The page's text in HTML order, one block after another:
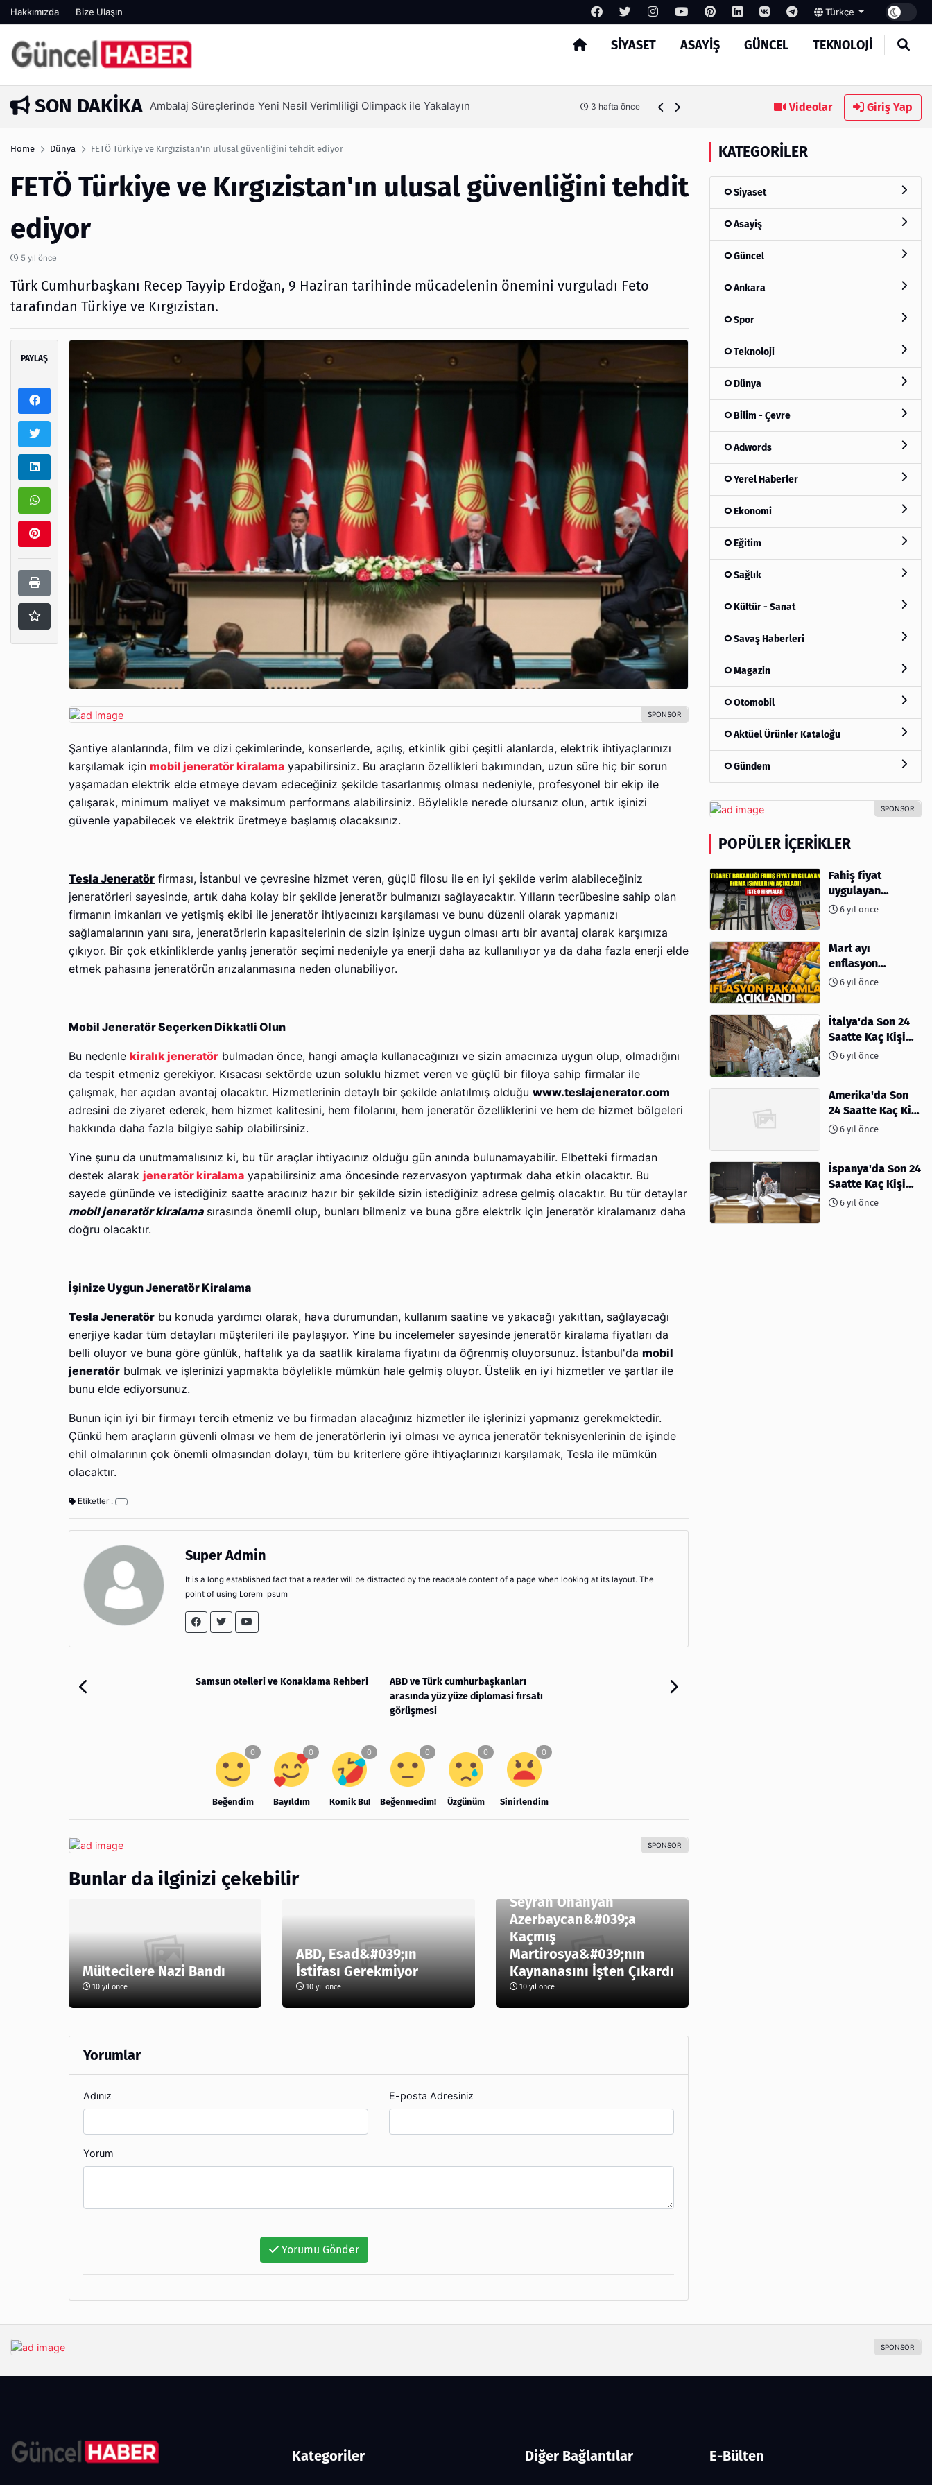
Hakkımızda Bize Ulaşın Türkçe
SIYASET ASAYIŞ GÜNCEL TEKNOLOJI
Arama
SON DAKIKA
1 hafta önce Ambalaj Süreçlerinde Yeni Nesil Verimliliği Olimpack ile Yakalayın 3 hafta önce MASROKİT Eğitim Kitleri ile Elektronik Öğrenmek Artık
Videolar Giriş Yap
Home Dünya FETÖ Türkiye ve Kırgızistan'ın ulusal güvenliğini tehdit ediyor
FETÖ Türkiye ve Kırgızistan'ın ulusal güvenliğini tehdit
ediyor
5 yıl önce
Türk Cumhurbaşkanı Recep Tayyip Erdoğan, 9 Haziran tarihinde mücadelenin önemini vurguladı Feto
tarafından Türkiye ve Kırgızistan.
PAYLAŞ
Şantiye alanlarında, film ve dizi çekimlerinde, konserlerde, açılış, etkinlik gibi çeşitli alanlarda, elektrik ihtiyaçlarınızı
karşılamak için mobil jeneratör kiralama yapabilirsiniz. Bu araçların özellikleri bakımından, uzun süre hiç bir sorun
yaşamadan elektrik elde etmeye devam edeceğiniz şekilde tasarlanmış olması nedeniyle, profesyonel bir ekip ile
çalışarak, minimum maliyet ve maksimum performans alabilirsiniz. Böylelikle nerede olursanız olun, artık işinizi
güvenle yapabilecek ve elektrik üretmeye başlamış olacaksınız.
Tesla Jeneratör firması, İstanbul ve çevresine hizmet veren, güçlü filosu ile en iyi şekilde verim alabileceğiniz
jeneratörleri sayesinde, artık daha kolay bir şekilde jeneratör bulmanızı sağlayacaktır. Yılların tecrübesine sahip olan
firmanın imkanları ve yetişmiş ekibi ile jeneratör ihtiyacınızı karşılaması ve bunu düzenli olarak yapmanızı
sağlamalarının yanı sıra, jeneratörlerin kapasitelerinin de sizin işinize uygun olması artı bir avantaj olarak karşımıza
çıkıyor. Bir çok etkinliklerde yanlış jeneratör seçimi nedeniyle ya enerji daha az kullanılıyor ya da daha fazla enerji elde
etmek pahasına jeneratörün arızalanmasına neden olunabiliyor.
Mobil Jeneratör Seçerken Dikkatli Olun
Bu nedenle kiralık jeneratör bulmadan önce, hangi amaçla kullanacağınızı ve sizin amacınıza uygun olup, olmadığını
da tespit etmeniz gerekiyor. Kısacası sektörde uzun soluklu hizmet veren ve güçlü bir filoya sahip firmalar ile
çalışmak, her açıdan avantaj olacaktır. Hizmetlerinin detaylı bir şekilde anlatılmış olduğu www.teslajenerator.com
adresini de ziyaret ederek, hem hizmet kalitesini, hem filolarını, hem jeneratör özelliklerini ve hem de hizmet bölgeleri
hakkında daha fazla bilgiye sahip olabilirsiniz.
Yine şunu da unutmamalısınız ki, bu tür araçlar ihtiyacınız olduğu gün anında bulunamayabilir. Elbetteki firmadan
destek alarak jeneratör kiralama yapabilirsiniz ama öncesinde rezervasyon yaptırmak daha etkin olacaktır. Bu
sayede gününde ve istediğiniz saatte aracınız hazır bir şekilde sizin istediğiniz adrese gelmiş olacaktır. Bu tür detaylar
mobil jeneratör kiralamasırasında önemli olup, bunları bilmeniz ve buna göre elektrik için jeneratör kiralamanız daha
doğru olacaktır.
İşinize Uygun Jeneratör Kiralama
Tesla Jeneratör bu konuda yardımcı olarak, hava durumundan, kullanım saatine ve yakacağı yakıttan, sağlayacağı
enerjiye kadar tüm detayları müşterileri ile paylaşıyor. Yine bu incelemeler sayesinde jeneratör kiralama fiyatları da
belli oluyor ve buna göre günlük, haftalık ya da saatlik kiralama fiyatını da öğrenmiş oluyorsunuz. İstanbul'da mobil
jeneratör bulmak ve işlerinizi yapmakta böylelikle mümkün hale gelmiş oluyor. Üstelik en iyi hizmetler ve şartlar ile
bunu elde ediyorsunuz.
Bunun için iyi bir firmayı tercih etmeniz ve bu firmadan alacağınız hizmetler ile işlerinizi yapmanız gerekmektedir.
Çünkü hem araçların güvenli olması ve hem de jeneratörlerin iyi olması ve ayrıca jeneratör teknisyenlerinin de işinde
ehil olmalarının çok önemli olmasından dolayı, tüm bu kriterlere göre ihtiyaçlarınızı karşılamak, Tesla ile mümkün
olacaktır.
Etiketler :
Super Admin
It is a long established fact that a reader will be distracted by the readable content of a page when looking at its layout. The
point of using Lorem Ipsum
Samsun otelleri ve Konaklama Rehberi
ABD ve Türk cumhurbaşkanları
arasında yüz yüze diplomasi fırsatı
görüşmesi
Beğendim Bayıldım Komik Bu! Beğenmedim! Üzgünüm Sinirlendim
Bunlar da ilginizi çekebilir
Mültecilere Nazi Bandı
10 yıl önce
ABD, Esad&#039;ın
İstifası Gerekmiyor
10 yıl önce
Seyran Ohanyan
Azerbaycan&#039;a
Kaçmış
Martirosya&#039;nın
Kaynanasını İşten Çıkardı
10 yıl önce
Yorumlar
Adınız E-posta Adresiniz
Yorum
Yorumu Gönder
KATEGORILER
Siyaset
Asayiş
Güncel
Ankara
Spor
Teknoloji
Dünya
Bilim - Çevre
Adwords
Yerel Haberler
Ekonomi
Eğitim
Sağlık
Kültür - Sanat
Savaş Haberleri
Magazin
Otomobil
Aktüel Ürünler Kataloğu
Gündem
POPÜLER İÇERIKLER
Fahiş fiyat
uygulayan
firmalar açıklandı
6 yıl önce
Mart ayı
enflasyon
rakamları
6 yıl önce
İtalya'da Son 24
Saatte Kaç Kişi
Öldü6 yıl önce
Amerika'da Son
24 Saatte Kaç Kişi
Öldü - 06 Nisan
6 yıl önce
İspanya'da Son 24
Saatte Kaç Kişi
Öldü6 yıl önce
Kategoriler Diğer Bağlantılar E-Bülten